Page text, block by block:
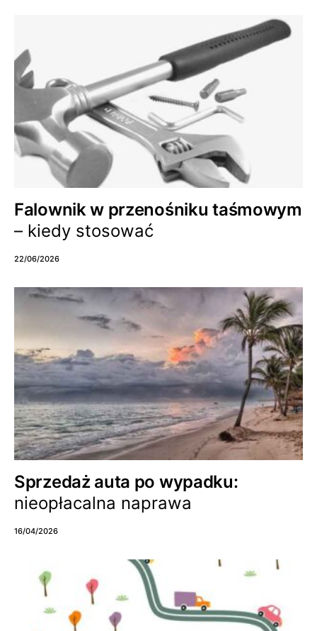
Falownik w przenośniku taśmowym
– kiedy stosować
22/06/2026
Sprzedaż auta po wypadku:
nieopłacalna naprawa
16/04/2026